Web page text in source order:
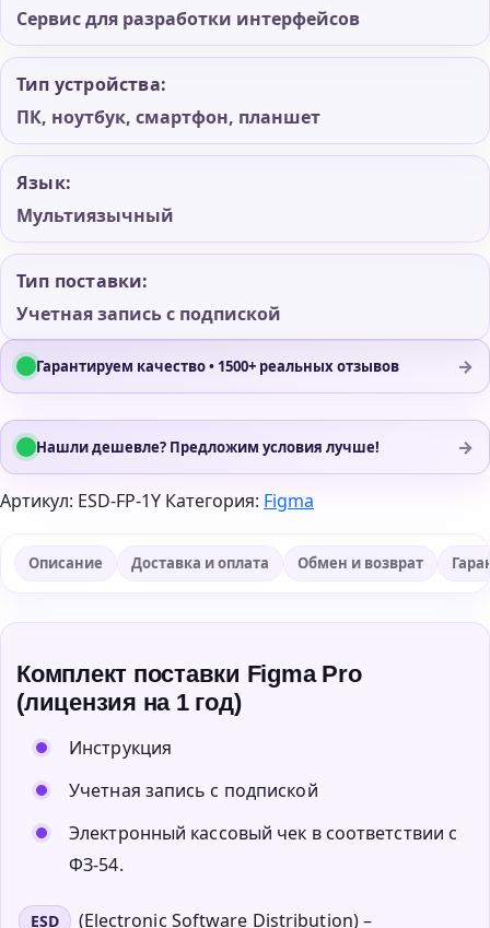
Сервис для разработки интерфейсов
Тип устройства:
ПК, ноутбук, смартфон, планшет
Язык:
Мультиязычный
Тип поставки:
Учетная запись с подпиской
Гарантируем качество • 1500+ реальных отзывов →
Нашли дешевле? Предложим условия лучше! →
Артикул: ESD-FP-1Y Категория: Figma
Описание Доставка и оплата Обмен и возврат
Комплект поставки Figma Pro
(лицензия на 1 год)
Инструкция
Учетная запись с подпиской
Электронный кассовый чек в соответствии с
ФЗ-54.
ESD
(Electronic Software Distribution) –